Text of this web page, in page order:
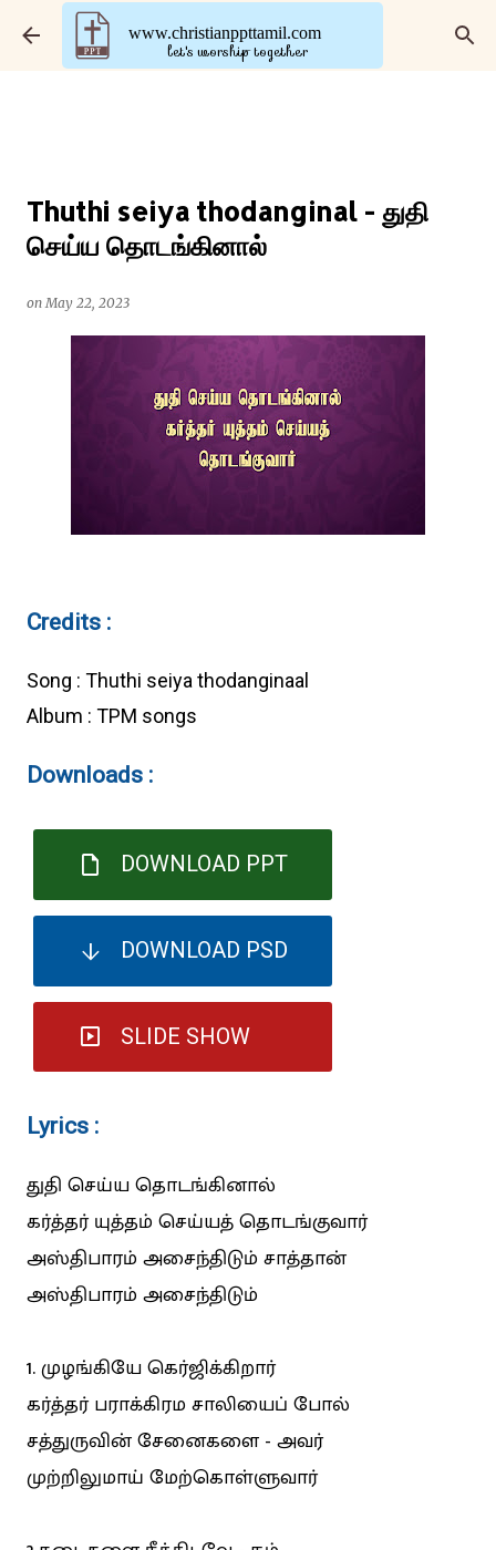
Skip to main content
www.christianppttamil.com
let's worship together
Thuthi seiya thodanginal - துதி
செய்ய தொடங்கினால்
onMay 22, 2023
Credits :
Song : Thuthi seiya thodanginaal
Album : TPM songs
Downloads :
DOWNLOAD PPT
DOWNLOAD PSD
SLIDE SHOW
Lyrics :
துதி செய்ய தொடங்கினால்
கர்த்தர் யுத்தம் செய்யத் தொடங்குவார்
அஸ்திபாரம் அசைந்திடும் சாத்தான்
அஸ்திபாரம் அசைந்திடும்
1. முழங்கியே கெர்ஜிக்கிறார்
கர்த்தர் பராக்கிரம சாலியைப் போல்
சத்துருவின் சேனைகளை - அவர்
முற்றிலுமாய் மேற்கொள்ளுவார்